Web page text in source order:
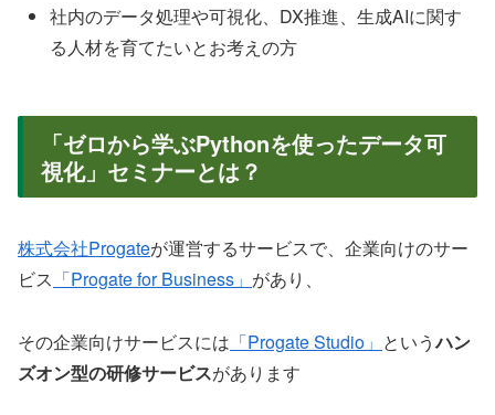
社内のデータ処理や可視化、DX推進、生成AIに関す
る人材を育てたいとお考えの方
「ゼロから学ぶPythonを使ったデータ可
視化」セミナーとは？
株式会社Progateが運営するサービスで、企業向けのサー
ビス 「Progate for Business」 があり、
その企業向けサービスには 「Progate Studio」 というハン
ズオン型の研修サービスがあります